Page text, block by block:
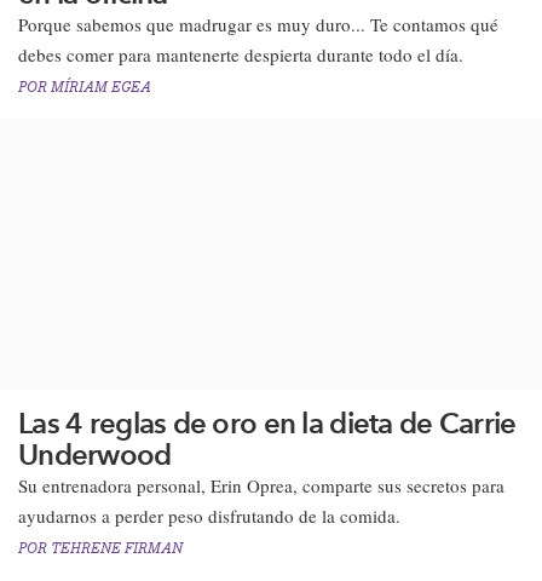
Porque sabemos que madrugar es muy duro... Te contamos qué
debes comer para mantenerte despierta durante todo el día.
POR MÍRIAM EGEA
Las 4 reglas de oro en la dieta de Carrie
Underwood
Su entrenadora personal, Erin Oprea, comparte sus secretos para
ayudarnos a perder peso disfrutando de la comida​.​
POR TEHRENE FIRMAN